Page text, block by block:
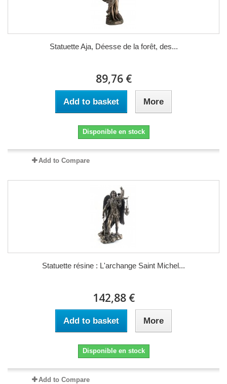
Statuette Aja, Déesse de la forêt, des...
89,76 €
Add to basket More
Disponible en stock
Add to Compare
Statuette résine : L'archange Saint Michel...
142,88 €
Add to basket More
Disponible en stock
Add to Compare